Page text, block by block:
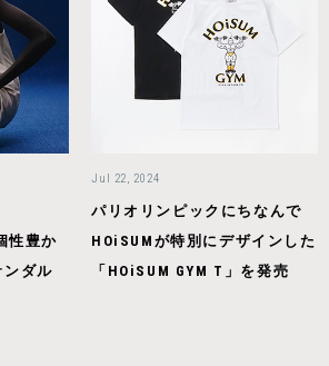
性豊か
ンダル
Jul 22, 2024
パリオリンピックにちなんで
HOiSUMが特別にデザインした
「HOiSUM GYM T」を発売